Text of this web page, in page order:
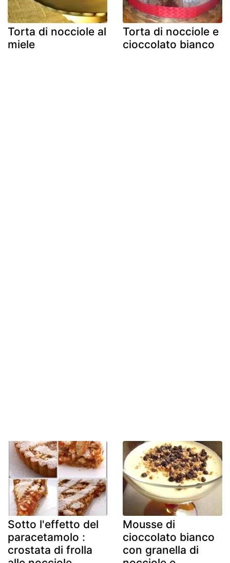
Torta di nocciole al
miele
Torta di nocciole e
cioccolato bianco
Sotto l'effetto del
paracetamolo :
crostata di frolla
Mousse di
cioccolato bianco
con granella di